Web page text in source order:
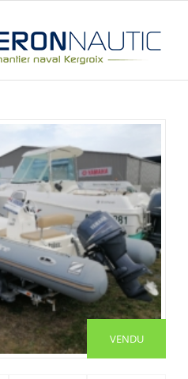
VENDU